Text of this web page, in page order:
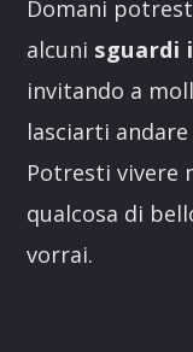
Domani
alcuni sguardi
invitando a
lasciarti
Potresti vivere
qualcosa di
vorrai.